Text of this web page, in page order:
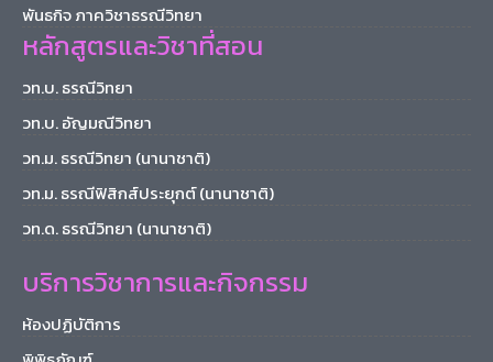
พันธกิจ ภาควิชาธรณีวิทยา
หลักสูตรและวิชาที่สอน
วท.บ. ธรณีวิทยา
วท.บ. อัญมณีวิทยา
วท.ม. ธรณีวิทยา (นานาชาติ)
วท.ม. ธรณีฟิสิกส์ประยุกต์ (นานาชาติ)
วท.ด. ธรณีวิทยา (นานาชาติ)
บริการวิชาการและกิจกรรม
ห้องปฏิบัติการ